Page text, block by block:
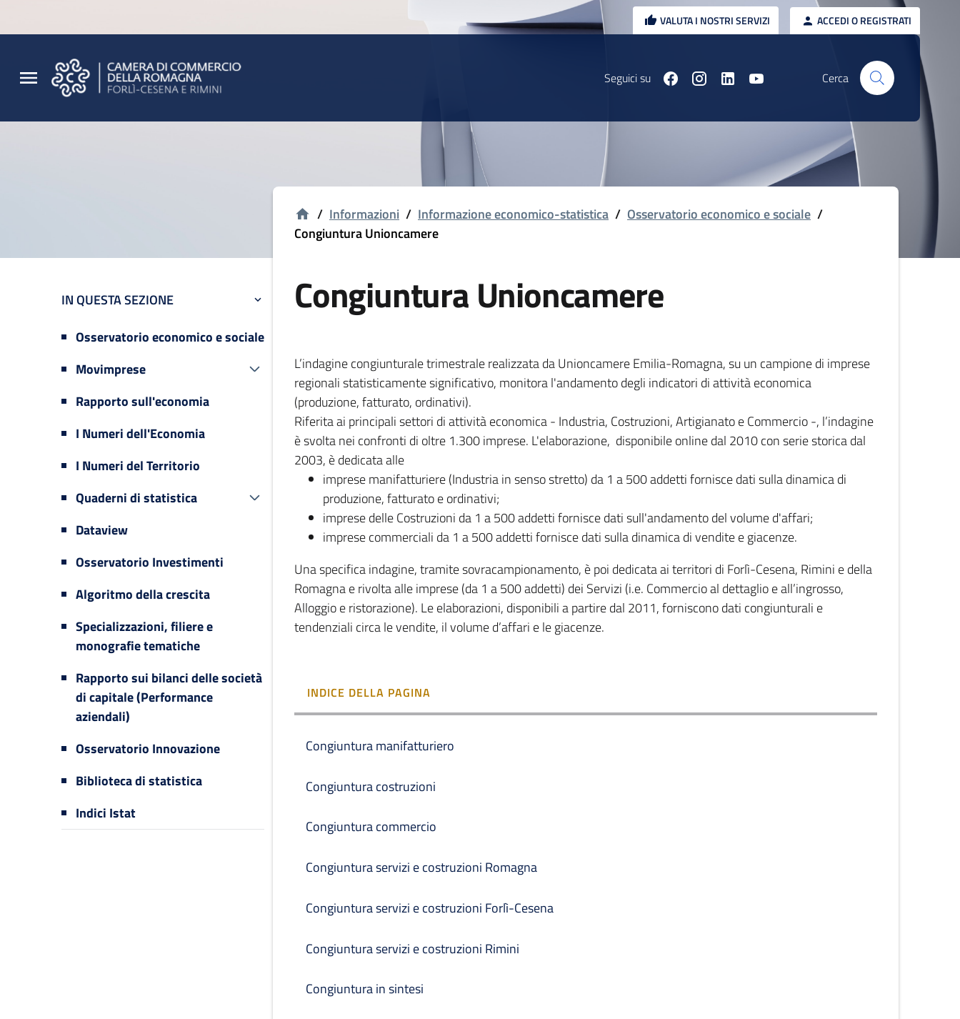
VALUTA I NOSTRI SERVIZI ACCEDI O REGISTRATI
Seguici su Cerca
IN QUESTA SEZIONE
Osservatorio economico e sociale
Movimprese
Rapporto sull'economia
I Numeri dell'Economia
I Numeri del Territorio
Quaderni di statistica
Dataview
Osservatorio Investimenti
Algoritmo della crescita
Specializzazioni, filiere e
monografie tematiche
Rapporto sui bilanci delle società
di capitale (Performance
aziendali)
Osservatorio Innovazione
Biblioteca di statistica
Indici Istat
/ Informazioni / Informazione economico-statistica / Osservatorio economico e sociale /
Congiuntura Unioncamere
Congiuntura Unioncamere
L’indagine congiunturale trimestrale realizzata da Unioncamere Emilia-Romagna, su un campione di imprese
regionali statisticamente significativo, monitora l'andamento degli indicatori di attività economica
(produzione, fatturato, ordinativi).
Riferita ai principali settori di attività economica - Industria, Costruzioni, Artigianato e Commercio -, l’indagine
è svolta nei confronti di oltre 1.300 imprese. L'elaborazione, disponibile online dal 2010 con serie storica dal
2003, è dedicata alle
imprese manifatturiere (Industria in senso stretto) da 1 a 500 addetti fornisce dati sulla dinamica di
produzione, fatturato e ordinativi;
imprese delle Costruzioni da 1 a 500 addetti fornisce dati sull'andamento del volume d'affari;
imprese commerciali da 1 a 500 addetti fornisce dati sulla dinamica di vendite e giacenze.
Una specifica indagine, tramite sovracampionamento, è poi dedicata ai territori di Forlì-Cesena, Rimini e della
Romagna e rivolta alle imprese (da 1 a 500 addetti) dei Servizi (i.e. Commercio al dettaglio e all’ingrosso,
Alloggio e ristorazione). Le elaborazioni, disponibili a partire dal 2011, forniscono dati congiunturali e
tendenziali circa le vendite, il volume d’affari e le giacenze.
INDICE DELLA PAGINA
Congiuntura manifatturiero
Congiuntura costruzioni
Congiuntura commercio
Congiuntura servizi e costruzioni Romagna
Congiuntura servizi e costruzioni Forlì-Cesena
Congiuntura servizi e costruzioni Rimini
Congiuntura in sintesi